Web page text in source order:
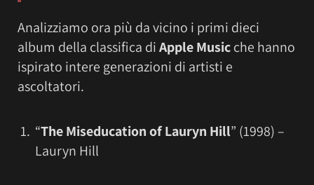
Analizziamo ora più da vicino i primi dieci
album della classifica diApple Musicche hanno
ispirato intere generazioni di artisti e
ascoltatori.
“The Miseducation of Lauryn Hill” (1998) –
Lauryn Hill